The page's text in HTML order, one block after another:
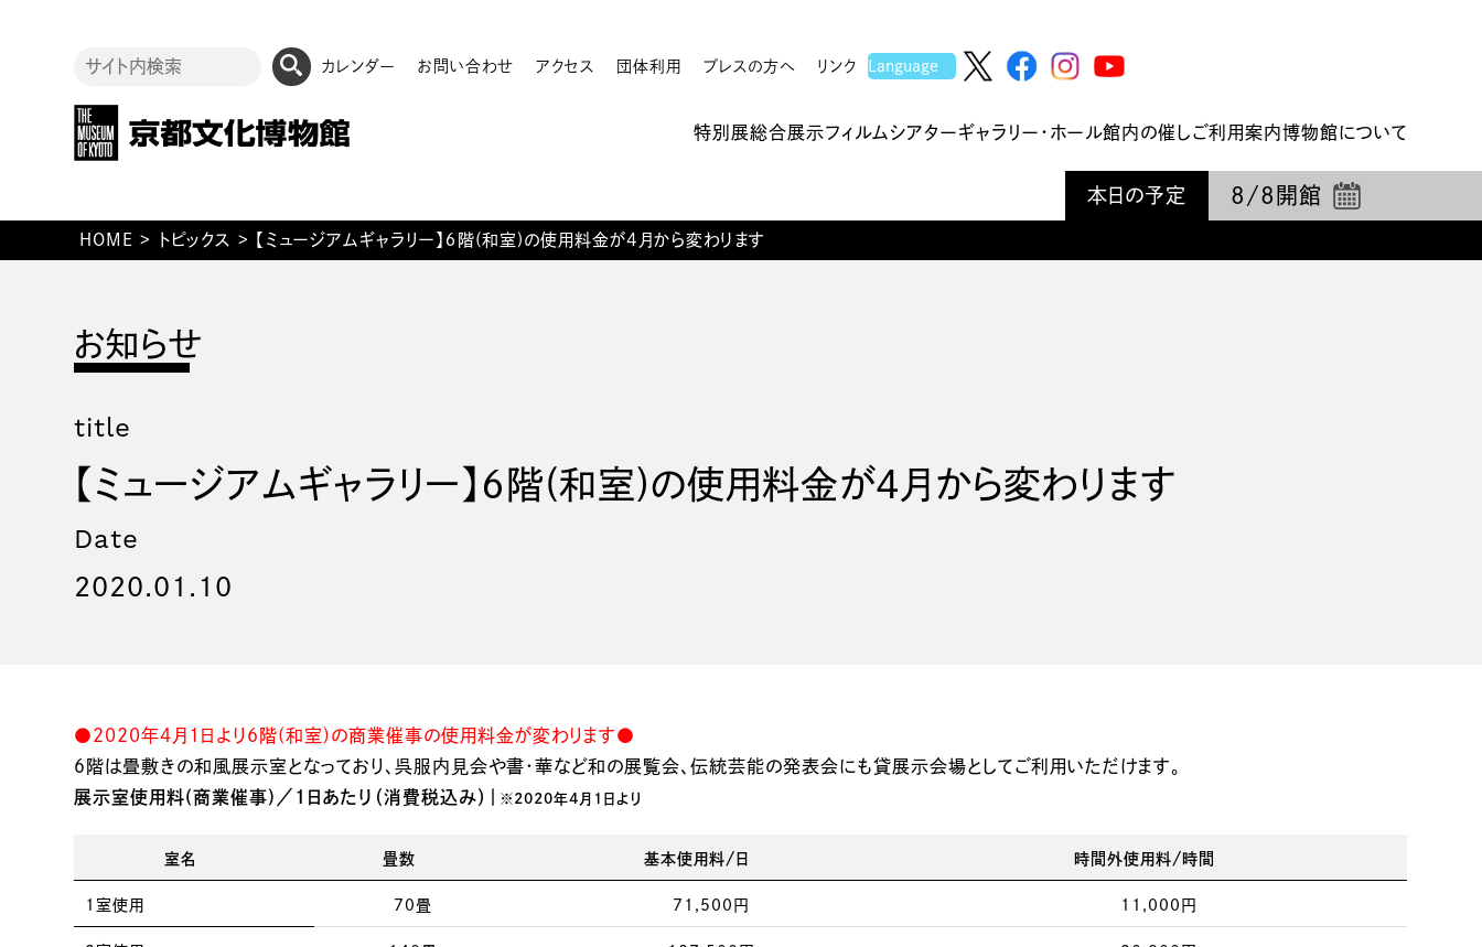
カレンダー お問い合わせ アクセス 団体利用 プレスの方へ リンク
特別展総合展示フィルムシアターギャラリー・ホール館内の催しご利用案内博物館について
本日の予定 8/8 開館
HOME > トピックス > 【ミュージアムギャラリー】６階(和室)の使用料金が4月から変わります
title
【ミュージアムギャラリー】６階(和室)の使用料金が4月から変わります
Date
2020.01.10
●2020年4月1日より6階(和室)の商業催事の使用料金が変わります●
６階は畳敷きの和風展示室となっており、呉服内見会や書・華など和の展覧会、伝統芸能の発表会にも貸展示会場としてご利用いただけます。
展示室使用料(商業催事)／1日あたり（消費税込み）｜
※2020年4月1日より
室名 畳数 基本使用料/日 時間外使用料/時間
1室使用 70畳 71,500円 11,000円